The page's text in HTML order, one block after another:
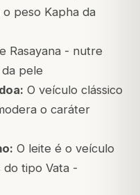
peso Kapha da
Rasayana - nutre
pele
O veículo clássico
o caráter
O leite é o veículo
do tipo Vata -